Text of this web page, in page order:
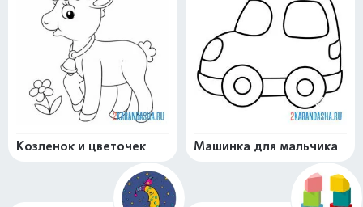
Козленок и цветочек Машинка для мальчика